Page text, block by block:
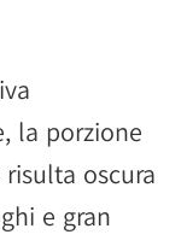
la porzione
oscura
e gran